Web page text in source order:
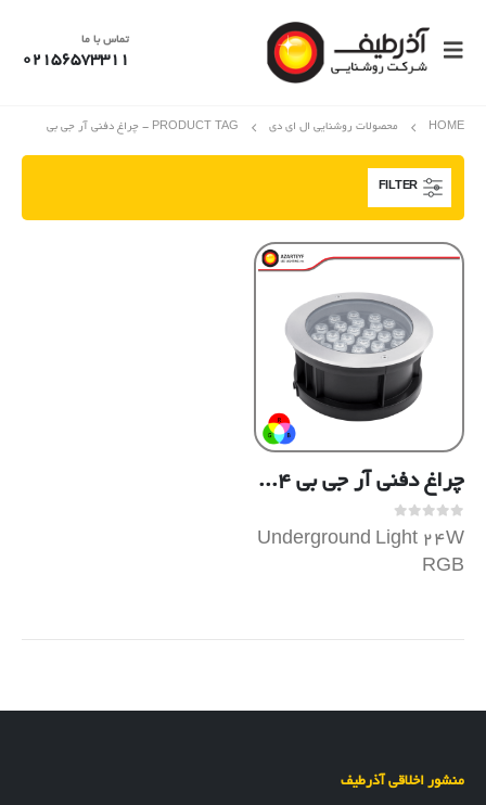
تماس با ما
02156573311
HOME محصولات روشنایی ال ای دی PRODUCT TAG - چراغ دفنی آر جی بی
FILTER
چراغ دفنی آر جی بی ۲۴ وات
0
out of 5
Underground Light 24W
RGB
منشور اخلاقی آذرطیف